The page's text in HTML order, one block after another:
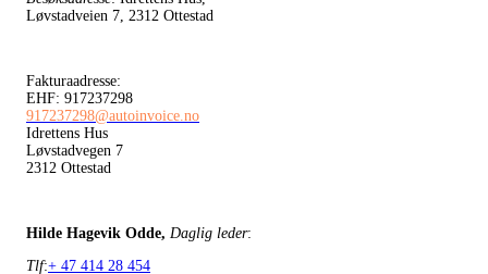
Løvstadveien 7, 2312 Ottestad
Fakturaadresse:
EHF: 917237298
917237298@autoinvoice.no
Idrettens Hus
Løvstadvegen 7
2312 Ottestad
Hilde Hagevik Odde, Daglig leder:
Tlf:+ 47 414 28 454